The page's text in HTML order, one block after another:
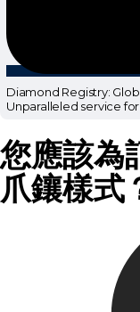
Diamond Registry:
Unparalleled service
您應該為
爪鑲樣式